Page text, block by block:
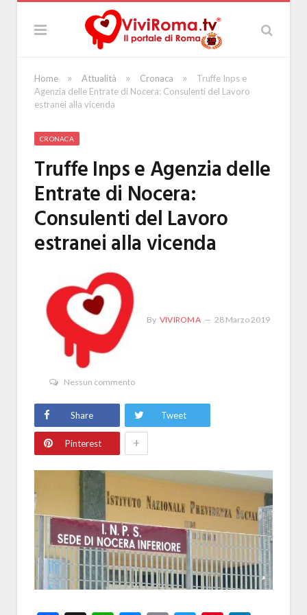
Home » Attualità » Cronaca »
Truffe Inps e
Agenzia delle Entrate di Nocera: Consulenti del Lavoro
estranei alla vicenda
CRONACA
Truffe Inps e Agenzia delle
Entrate di Nocera:
Consulenti del Lavoro
estranei alla vicenda
By VIVIROMA 28 Marzo 2019
Nessun commento
Share Tweet
Pinterest +